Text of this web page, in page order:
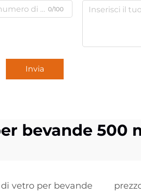
0/100
Invia
bevande 500
vetro per bevande